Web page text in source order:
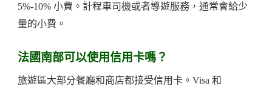
5%-10% 小費。計程車司機或者導遊服務，通常會給少
量的小費。
法國南部可以使用信用卡嗎？
旅遊區大部分餐廳和商店都接受信用卡。Visa 和